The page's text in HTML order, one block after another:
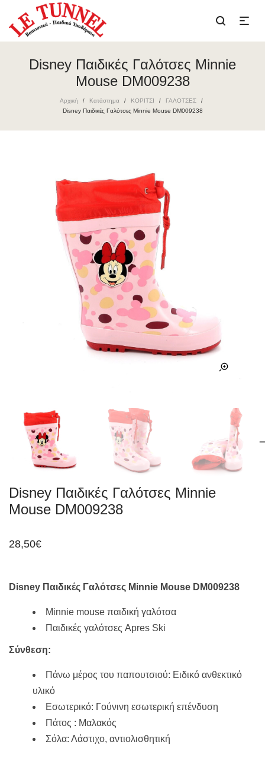
Disney Παιδικές Γαλότσες Minnie
Mouse DM009238
Αρχική / Κατάστημα / ΚΟΡΙΤΣΙ / ΓΑΛΟΤΣΕΣ /
Disney Παιδικές Γαλότσες Minnie Mouse DM009238
Disney Παιδικές Γαλότσες Minnie
Mouse DM009238
28,50€
Disney Παιδικές Γαλότσες Minnie Mouse DM009238
Minnie mouse παιδική γαλότσα
Παιδικές γαλότσες Apres Ski
Σύνθεση:
Πάνω μέρος του παπουτσιού: Ειδικό ανθεκτικό
υλικό
Εσωτερικό: Γούνινη εσωτερική επένδυση
Πάτος : Μαλακός
Σόλα: Λάστιχο, αντιολισθητική